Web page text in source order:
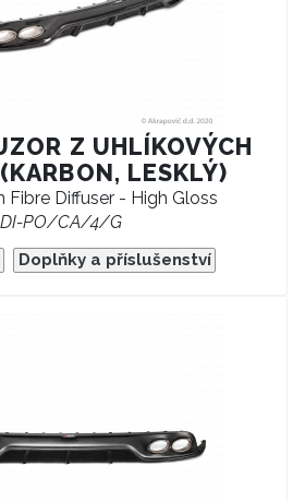
Z UHLÍKOVÝCH
LESKLÝ)
Fibre Diffuser - High Gloss
DI-PO/CA/4/G
Doplňky a příslušenství